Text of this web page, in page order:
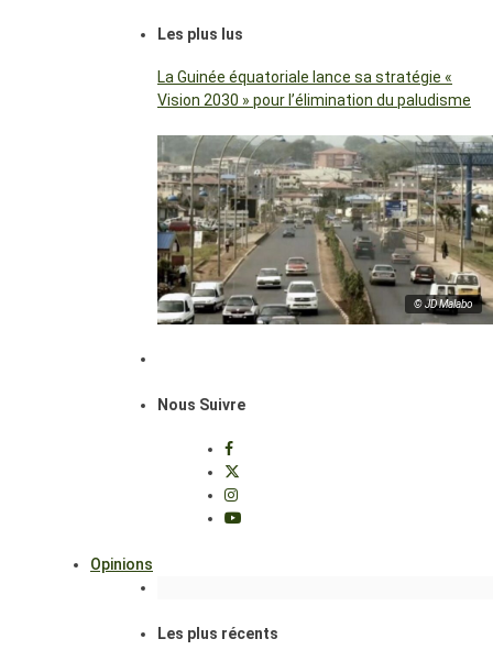
Les plus lus
La Guinée équatoriale lance sa stratégie «
Vision 2030 » pour l’élimination du paludisme
© JD Malabo
Nous Suivre
Opinions
Les plus récents